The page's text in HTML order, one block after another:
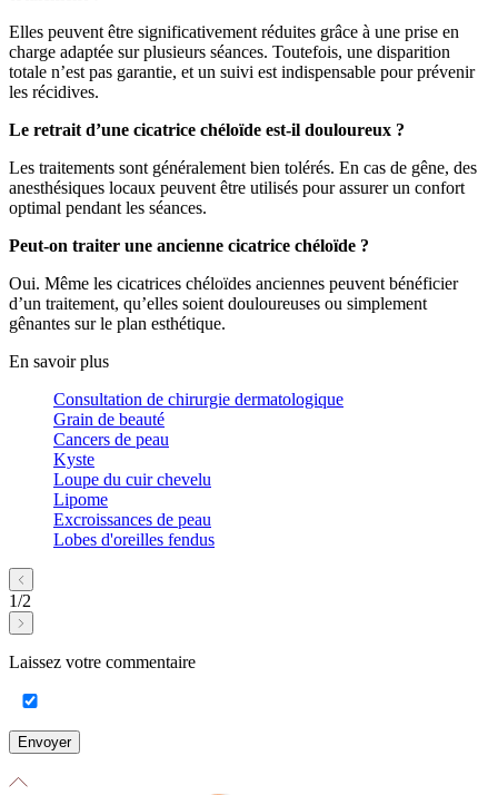
Elles peuvent être significativement réduites grâce à une prise en
charge adaptée sur plusieurs séances. Toutefois, une disparition
totale n’est pas garantie, et un suivi est indispensable pour prévenir
les récidives.
Le retrait d’une cicatrice chéloïde est-il douloureux ?
Les traitements sont généralement bien tolérés. En cas de gêne, des
anesthésiques locaux peuvent être utilisés pour assurer un confort
optimal pendant les séances.
Peut-on traiter une ancienne cicatrice chéloïde ?
Oui. Même les cicatrices chéloïdes anciennes peuvent bénéficier
d’un traitement, qu’elles soient douloureuses ou simplement
gênantes sur le plan esthétique.
En savoir plus
Consultation de chirurgie dermatologique
Grain de beauté
Cancers de peau
Kyste
Loupe du cuir chevelu
Lipome
Excroissances de peau
Lobes d'oreilles fendus
1/2
Laissez votre commentaire
Envoyer